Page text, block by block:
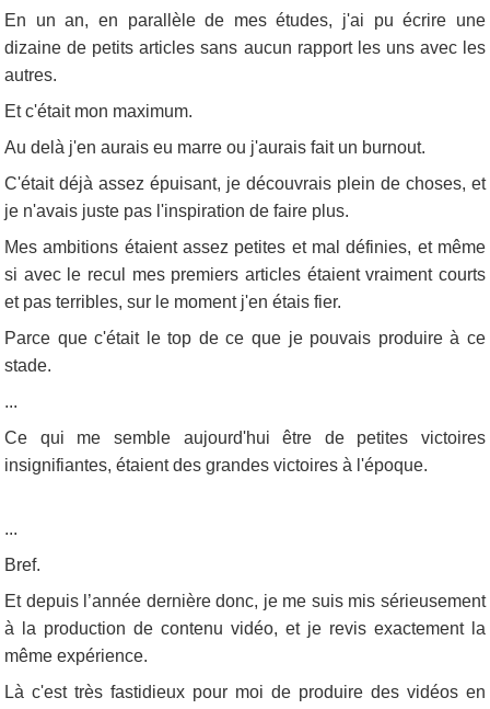
En un an, en parallèle de mes études, j'ai pu écrire une
dizaine de petits articles sans aucun rapport les uns avec les
autres.
Et c'était mon maximum.
Au delà j'en aurais eu marre ou j'aurais fait un burnout.
C'était déjà assez épuisant, je découvrais plein de choses, et
je n'avais juste pas l'inspiration de faire plus.
Mes ambitions étaient assez petites et mal définies, et même
si avec le recul mes premiers articles étaient vraiment courts
et pas terribles, sur le moment j'en étais fier.
Parce que c'était le top de ce que je pouvais produire à ce
stade.
...
Ce qui me semble aujourd'hui être de petites victoires
insignifiantes, étaient des grandes victoires à l'époque.
...
Bref.
Et depuis l’année dernière donc, je me suis mis sérieusement
à la production de contenu vidéo, et je revis exactement la
même expérience.
Là c'est très fastidieux pour moi de produire des vidéos en